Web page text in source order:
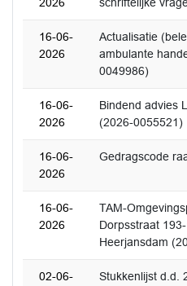
16-06-
2026
Actualisatie
ambulante
0049986)
16-06-
2026
Bindend advies
(2026-0055521)
16-06-
2026
Gedragscode
16-06-
2026
TAM-
Dorpsstraat
Heerjansdam
02-06-
Stukkenlijst d.d.